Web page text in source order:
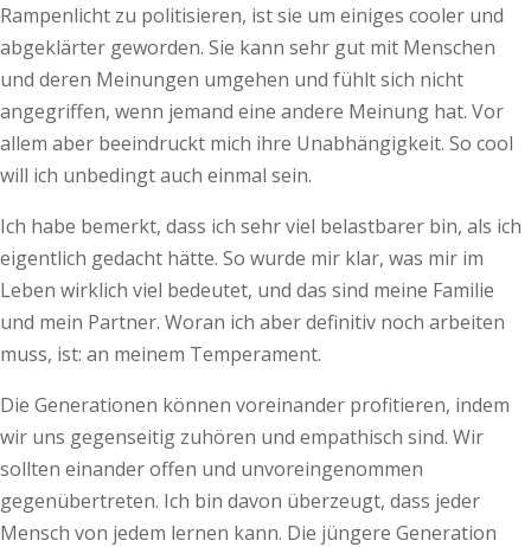
Rampenlicht zu politisieren, ist sie um einiges cooler und
abgeklärter geworden. Sie kann sehr gut mit Menschen
und deren Meinungen umgehen und fühlt sich nicht
angegriffen, wenn jemand eine andere Meinung hat. Vor
allem aber beeindruckt mich ihre Unabhängigkeit. So cool
will ich unbedingt auch einmal sein.
Ich habe bemerkt, dass ich sehr viel belastbarer bin, als ich
eigentlich gedacht hätte. So wurde mir klar, was mir im
Leben wirklich viel bedeutet, und das sind meine Familie
und mein Partner. Woran ich aber definitiv noch arbeiten
muss, ist: an meinem Temperament.
Die Generationen können voreinander profitieren, indem
wir uns gegenseitig zuhören und empathisch sind. Wir
sollten einander offen und unvoreingenommen
gegenübertreten. Ich bin davon überzeugt, dass jeder
Mensch von jedem lernen kann. Die jüngere Generation